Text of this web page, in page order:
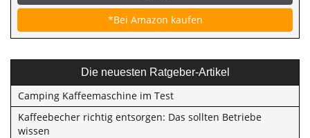
*Bei Amazon kaufen
Die neuesten Ratgeber-Artikel
Camping Kaffeemaschine im Test
Kaffeebecher richtig entsorgen: Das sollten Betriebe
wissen